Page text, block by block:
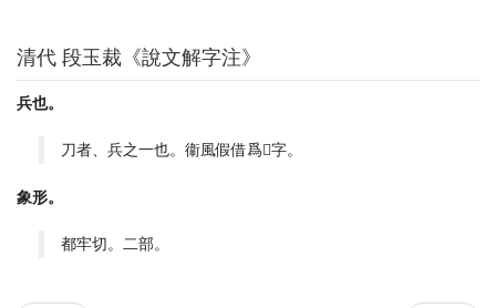
清代 段玉裁《說文解字注》
兵也。
刀者、兵之一也。衞風假借爲𦩍字。
象形。
都牢切。二部。